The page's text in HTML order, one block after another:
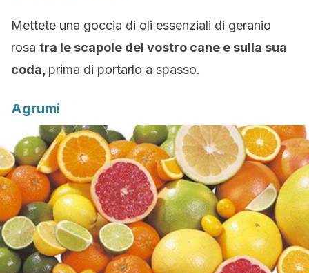
Mettete una goccia di oli essenziali di geranio
rosa tra le scapole del vostro cane e sulla sua
coda, prima di portarlo a spasso.
Agrumi